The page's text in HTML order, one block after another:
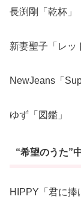
長渕剛「乾杯」
新妻聖子「レッ
NewJeans「
ゆず「図鑑」
“希望のうた”
HIPPY「君に捧